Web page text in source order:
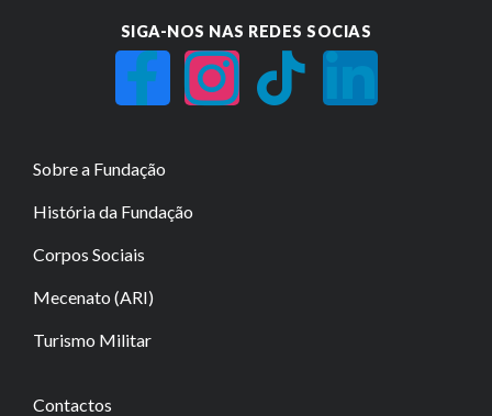
SIGA-NOS NAS REDES SOCIAS
Sobre a Fundação
História da Fundação
Corpos Sociais
Mecenato (ARI)
Turismo Militar
Contactos